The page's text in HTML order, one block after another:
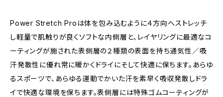
Power Stretch Proは体を包み込むように４方向へストレッチ
し軽量で肌触りが良くソフトな内側層と、レイヤリングに最適なコ
ーティングが施された表側層の２種類の表面を持ち通気性／吸
汗発散性に優れ常に暖かくドライにそして快適に保ちます。あらゆ
るスポーツで、あらゆる運動でかいた汗を素早く吸収発散しドラ
イで快適な環境を保ちます。表側層には特殊ゴムコーティングが